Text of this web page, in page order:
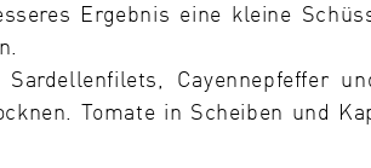
Ergebnis eine kleine
Sardellenfilets, Cayennepfeffer
Tomate in Scheiben und